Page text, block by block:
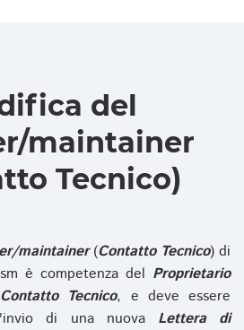
del
maintainer
Tecnico)
maintainer(Contatto Tecnico) di
è competenza del Proprietario
Contatto Tecnico, e deve essere
di una nuova Lettera di